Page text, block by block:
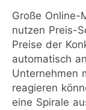
Große Online-
nutzen Preis-
Preise der
automatisch
Unternehmen
reagieren
eine Spirale